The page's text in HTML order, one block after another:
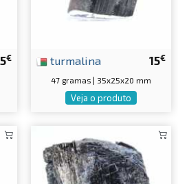
€ 15€
turmalina
47 gramas | 35x25x20 mm
Veja o produto